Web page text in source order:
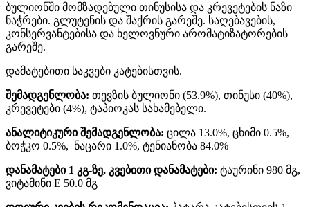
ბულიონში მომზადებული თინუსისა და კრევეტების ნაზი
ნაჭრები. გლუტენის და შაქრის გარეშე. საღებავების,
კონსერვანტებისა და ხელოვნური არომატიზატორების
გარეშე.
დამატებითი საკვები კატებისთვის.
შემადგენლობა: თევზის ბულიონი (53.9%), თინუსი (40%),
კრევეტები (4%), ტაპიოკას სახამებელი.
ანალიტიკური შემადგენლობა: ცილა 13.0%, ცხიმი 0.5%,
ბოჭკო 0.5%, ნაცარი 1.0%, ტენიანობა 84.0%
დანამატები 1 კგ-ზე, კვებითი დანამატები: ტაურინი 980 მგ,
ვიტამინი E 50.0 მგ